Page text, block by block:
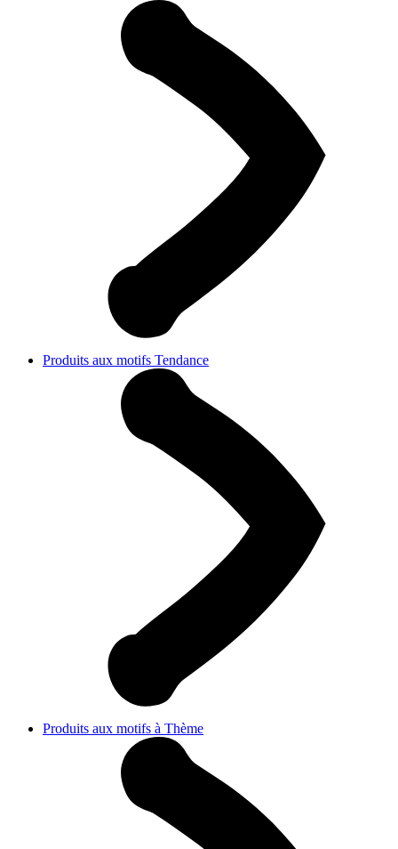
Produits aux motifs Tendance
Produits aux motifs à Thème